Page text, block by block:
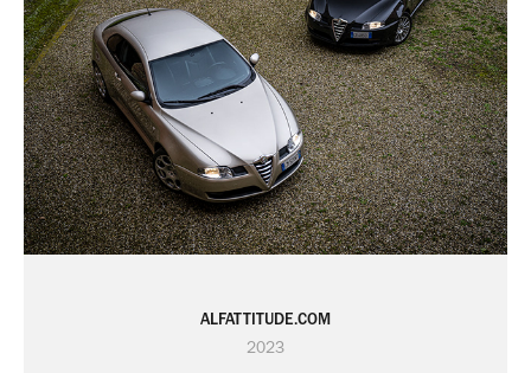
ALFATTITUDE.COM
2023